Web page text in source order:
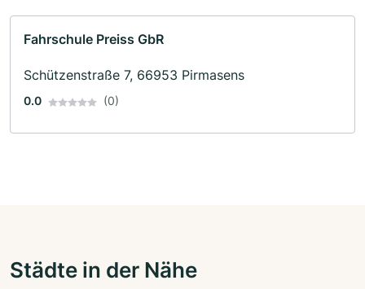
Fahrschule Preiss GbR
Schützenstraße 7, 66953 Pirmasens
0.0 (0)
Städte in der Nähe